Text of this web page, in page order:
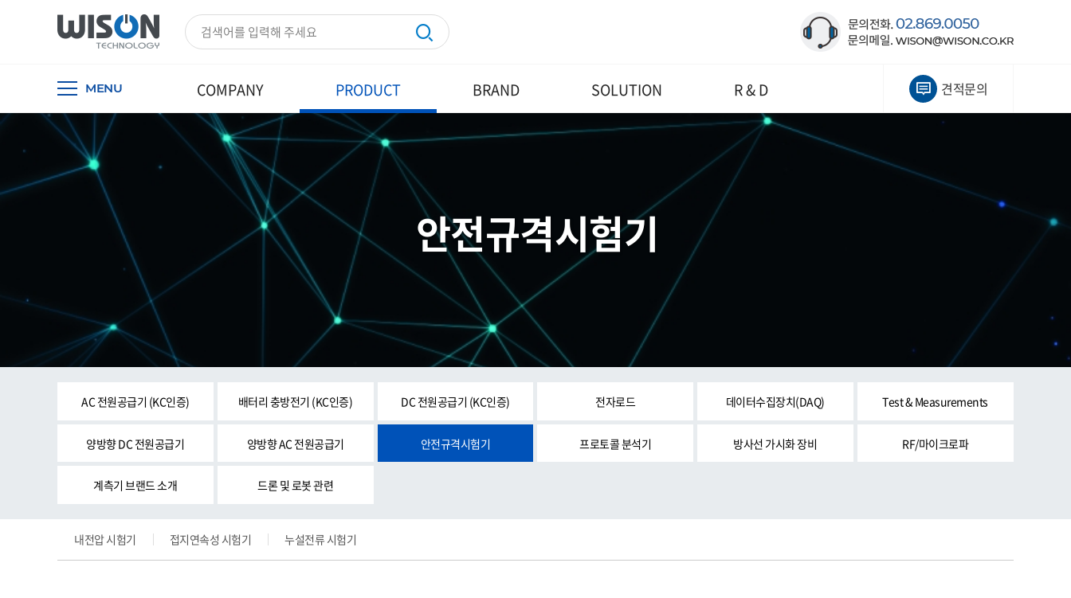
MENU COMPANY PRODUCT BRAND SOLUTION R & D 견적문의
안전규격시험기
AC 전원공급기 (KC인증) 배터리 충방전기 (KC인증) DC 전원공급기 (KC인증) 전자로드 데이터수집장치(DAQ) Test & Measurements
양방향 DC 전원공급기 양방향 AC 전원공급기 안전규격시험기 프로토콜 분석기 방사선 가시화 장비 RF/마이크로파
계측기 브랜드 소개 드론 및 로봇 관련
내전압 시험기 접지연속성 시험기 누설전류 시험기